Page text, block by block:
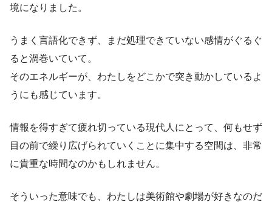
境になりました。
うまく言語化できず、まだ処理できていない感情がぐるぐ
ると渦巻いていて。
そのエネルギーが、わたしをどこかで突き動かしているよ
うにも感じています。
情報を得すぎて疲れ切っている現代人にとって、何もせず
目の前で繰り広げられていくことに集中する空間は、非常
に貴重な時間なのかもしれません。
そういった意味でも、わたしは美術館や劇場が好きなのだ